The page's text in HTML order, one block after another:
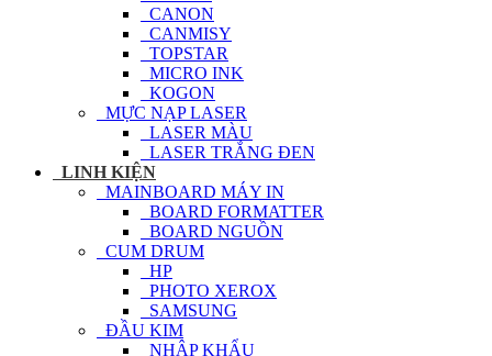
CANON
CANMISY
TOPSTAR
MICRO INK
KOGON
MỰC NẠP LASER
LASER MÀU
LASER TRẮNG ĐEN
LINH KIỆN
MAINBOARD MÁY IN
BOARD FORMATTER
BOARD NGUỒN
CUM DRUM
HP
PHOTO XEROX
SAMSUNG
ĐẦU KIM
NHẬP KHẨU